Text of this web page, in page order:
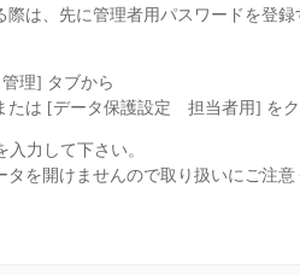
際は、先に管理者用パスワードを登
理] タブから
は [データ保護設定 担当者用] を
力して下さい。
タを開けませんので取り扱いにご注意